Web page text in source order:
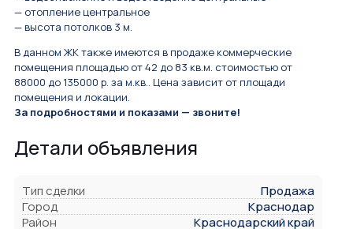
— отопление центральное
— высота потолков 3 м.
В данном ЖК также имеются в продаже коммерческие
помещения площадью от 42 до 83 кв.м. стоимостью от
88000 до 135000 р. за м.кв.. Цена зависит от площади
помещения и локации.
За подробностями и показами — звоните!
Детали объявления
Тип сделки
Продажа
Город
Краснодар
Район
Краснодарский край